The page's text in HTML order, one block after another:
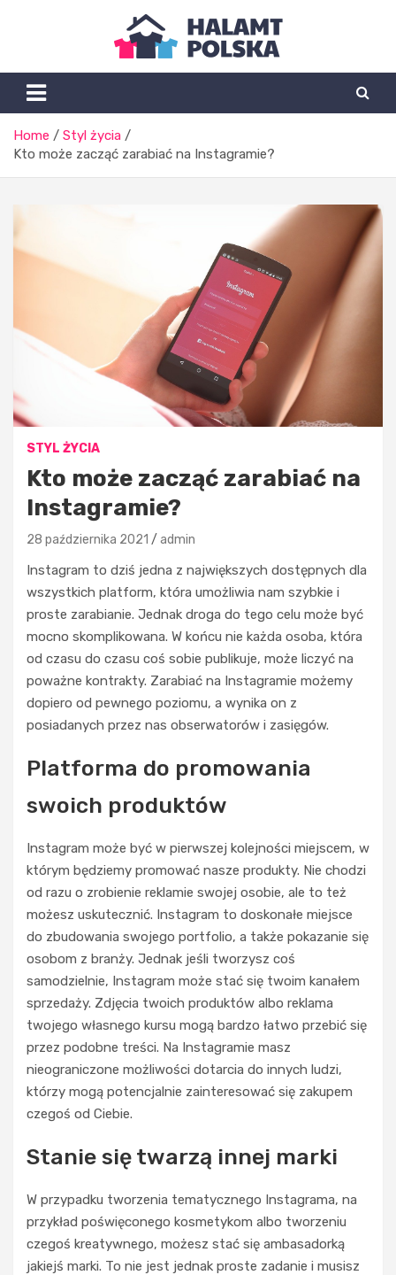
Halamtpolska.pl
Home
Styl życia
Kto może zacząć zarabiać na Instagramie?
STYL ŻYCIA
Kto może zacząć zarabiać na
Instagramie?
28 października 2021 admin
Instagram to dziś jedna z największych dostępnych dla
wszystkich platform, która umożliwia nam szybkie i
proste zarabianie. Jednak droga do tego celu może być
mocno skomplikowana. W końcu nie każda osoba, która
od czasu do czasu coś sobie publikuje, może liczyć na
poważne kontrakty. Zarabiać na Instagramie możemy
dopiero od pewnego poziomu, a wynika on z
posiadanych przez nas obserwatorów i zasięgów.
Platforma do promowania
swoich produktów
Instagram może być w pierwszej kolejności miejscem, w
którym będziemy promować nasze produkty. Nie chodzi
od razu o zrobienie reklamie swojej osobie, ale to też
możesz uskutecznić. Instagram to doskonałe miejsce
do zbudowania swojego portfolio, a także pokazanie się
osobom z branży. Jednak jeśli tworzysz coś
samodzielnie, Instagram może stać się twoim kanałem
sprzedaży. Zdjęcia twoich produktów albo reklama
twojego własnego kursu mogą bardzo łatwo przebić się
przez podobne treści. Na Instagramie masz
nieograniczone możliwości dotarcia do innych ludzi,
którzy mogą potencjalnie zainteresować się zakupem
czegoś od Ciebie.
Stanie się twarzą innej marki
W przypadku tworzenia tematycznego Instagrama, na
przykład poświęconego kosmetykom albo tworzeniu
czegoś kreatywnego, możesz stać się ambasadorką
jakiejś marki. To nie jest jednak proste zadanie i musisz